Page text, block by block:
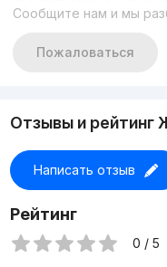
Сообщите нам и мы
Пожаловаться
Отзывы и рейтинг
Написать отзыв
Рейтинг
0 / 5